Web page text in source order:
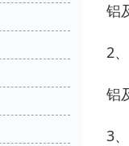
铝
2
铝
3